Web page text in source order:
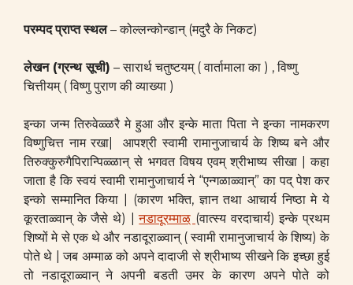
परम्पद प्राप्त स्थल– कोल्लन्कोन्डान् (मदुरै के निकट)
लेखन (ग्रन्थ सूची) – सारार्थ चतुष्टयम् ( वार्तामाला का ) , विष्णु
चित्तीयम् ( विष्णु पुराण की व्याख्या )
इन्का जन्म तिरुवेळ्ळरै मे हुआ और इन्के माता पिता ने इन्का नामकरण
विष्णुचित्त नाम रखा| आपश्री स्वामी रामानुजाचार्य के शिष्य बने और
तिरुक्कुरुगैपिरान्पिळ्ळान् से भगवत विषय एवम् श्रीभाष्य सीखा | कहा
जाता है कि स्वयं स्वामी रामानुजाचार्य ने “एन्गळाळ्वान्” का पद् पेश कर
इन्को सम्मानित किया | (कारण भक्ति, ज्ञान तथा आचार्य निष्ठा मे ये
कूरताळ्वान् के जैसे थे) |नडादूरम्माळ् (वात्स्य वरदाचार्य) इन्के प्रथम
शिष्यों मे से एक थे और नडादूराळ्वान् ( स्वामी रामानुजाचार्य के शिष्य) के
पोते थे | जब अम्माळ को अपने दादाजी से श्रीभाष्य सीखने कि इच्छा हुई
तो नडादूराळ्वान् ने अपनी बडती उमर के कारण अपने पोते को